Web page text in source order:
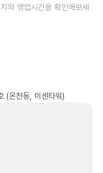
와 영업시간을 확인해보세
(온천동, 이센타워)